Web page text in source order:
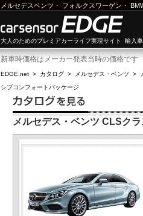
メルセデスベンツ ・ フォルクスワーゲン ・
大人のためのプレミアカーライフ実現サイト 輸入
新車時価格はメーカー発表当時の価格です
EDGE.net > カタログ > メルセデス・ベンツ >
シブコンフォートパッケージ
メルセデス・ベンツ CLSク